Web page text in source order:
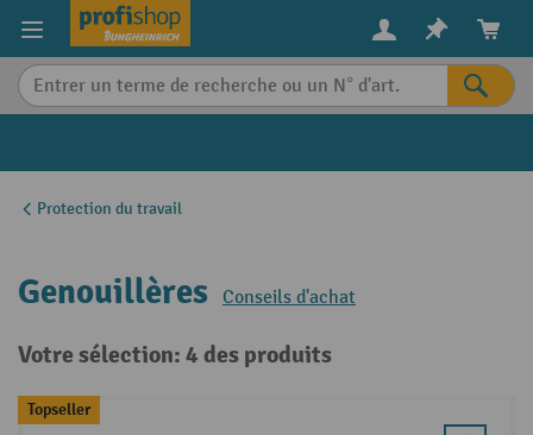
content
Protection du travail
Genouillères Conseils d'achat
Votre sélection: 4 des produits
Topseller